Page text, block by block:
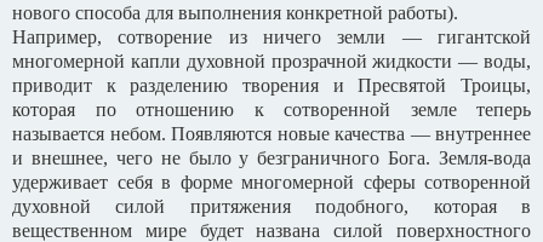
нового способа для выполнения конкретной работы).
Например, сотворение из ничего земли — гигантской
многомерной капли духовной прозрачной жидкости — воды,
приводит к разделению творения и Пресвятой Троицы,
которая по отношению к сотворенной земле теперь
называется небом. Появляются новые качества — внутреннее
и внешнее, чего не было у безграничного Бога. Земля-вода
удерживает себя в форме многомерной сферы сотворенной
духовной силой притяжения подобного, которая в
вещественном мире будет названа силой поверхностного